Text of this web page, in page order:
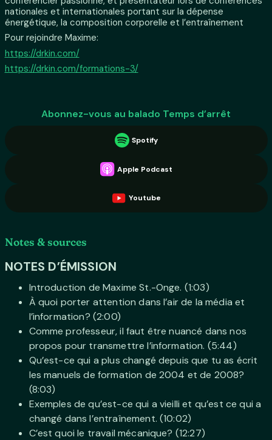
nationales et internationales portant sur la dépense
énergétique, la composition corporelle et l’entraînement
Pour rejoindre Maxime:
https://drkin.com/
https://drkin.com/formations-3/
Abonnez-vous au balado Temps d’arrêt
Spotify
Apple Podcast
Youtube
Notes & sources
NOTES D’ÉMISSION
Introduction de Maxime St.-Onge. (1:03)
À quoi porter attention dans l’air de la média et
l’information? (2:00)
Comme professeur, il faut être nuancé dans nos
propos pour transmettre l’information. (5:44)
Qu’est-ce qui a plus changé depuis que tu as écrit
les manuels de formation de 2004 et de 2008?
(8:03)
Exemples de qu’est-ce qui a vieilli et qu’est ce qui a
changé dans l’entraînement. (10:02)
C’est quoi le travail mécanique? (12:27)